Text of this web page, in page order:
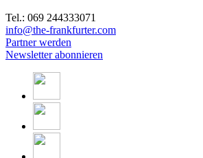
Tel.: 069 244333071
info@the-frankfurter.com
Partner werden
Newsletter abonnieren